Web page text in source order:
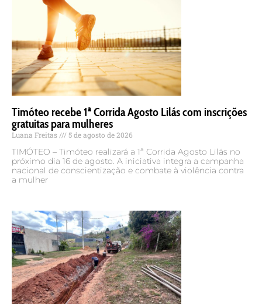
Timóteo recebe 1ª Corrida Agosto Lilás com inscrições
gratuitas para mulheres
Luana Freitas 5 de agosto de 2026
TIMÓTEO – Timóteo realizará a 1ª Corrida Agosto Lilás no
próximo dia 16 de agosto. A iniciativa integra a campanha
nacional de conscientização e combate à violência contra
a mulher